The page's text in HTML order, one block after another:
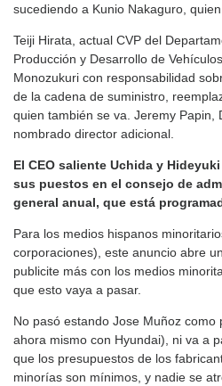
sucediendo a Kunio Nakaguro,
Teiji Hirata, actual CVP del
Producción y Desarrollo de
Monozukuri con responsabilidad
de la cadena de suministro,
quien también se va. Jeremy Papin,
nombrado director adicional.
El CEO saliente Uchida y
sus puestos en el consejo de
general anual, que está
Para los medios hispanos
corporaciones), este anuncio abre
publicite más con los medios
que esto vaya a pasar.
No pasó estando Jose Muñoz como
ahora mismo con Hyundai), ni va a
que los presupuestos de los
minorías son mínimos, y nadie se